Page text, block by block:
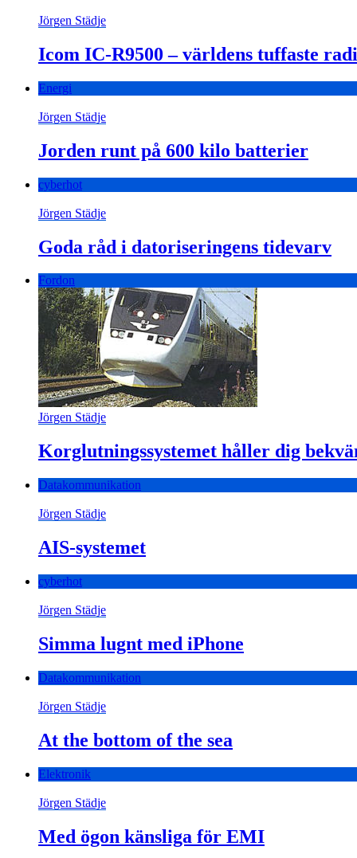
Jörgen Städje
Icom IC-R9500 – världens tuffaste
Energi
Jörgen Städje
Jorden runt på 600 kilo batterier
cyberhot
Jörgen Städje
Goda råd i datoriseringens tidevarv
Fordon
Jörgen Städje
Korglutningssystemet håller dig
Datakommunikation
Jörgen Städje
AIS-systemet
cyberhot
Jörgen Städje
Simma lugnt med iPhone
Datakommunikation
Jörgen Städje
At the bottom of the sea
Elektronik
Jörgen Städje
Med ögon känsliga för EMI